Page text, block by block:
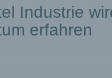
Industrie
erfahren